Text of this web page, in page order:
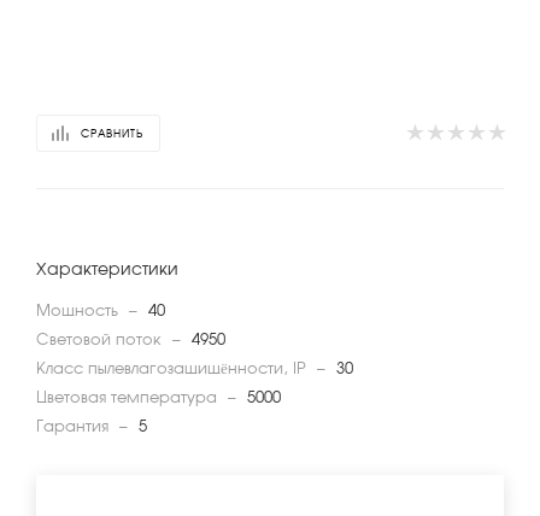
СРАВНИТЬ
Характеристики
Мощность — 40
Световой поток
— 4950
Класс пылевлагозащищённости, IP — 30
Цветовая температура
— 5000
Гарантия — 5